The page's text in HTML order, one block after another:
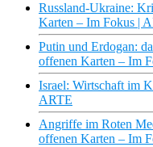
Russland-Ukraine:
Karten – Im Fokus |
Putin und Erdogan:
offenen Karten – Im
Israel: Wirtschaft im
ARTE
Angriffe im Roten
offenen Karten – Im